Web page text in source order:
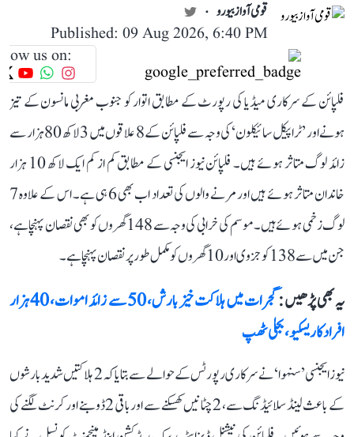
قومی آواز بیورو
Published: 09 Aug 2026, 6:40 PM
us on:
فلپائن کے سرکاری میڈیا کی رپورٹ کے مطابق اتوار کو جنوب مغربی مانسون کے تیز
ہونے اور ’ٹراپیکل سائیکلون‘ کی وجہ سے فلپائن کے 8 علاقوں میں 3 لاکھ 80 ہزار سے
زائد لوگ متاثر ہوئے ہیں۔ فلپائن نیوز ایجنسی کے مطابق کم از کم ایک لاکھ 10 ہزار
خاندان متاثر ہوئے ہیں اور مرنے والوں کی تعداد اب بھی 6 ہی ہے۔ اس کے علاوہ 7
لوگ زخمی ہوئے ہیں۔ موسم کی خرابی کی وجہ سے 148 گھروں کو بھی نقصان پہنچا ہے،
جن میں سے 138 کو جزوی اور 10 گھروں کو مکمل طور پر نقصان پہنچا ہے۔
یہ بھی پڑھیں :
گجرات میں ہلاکت خیز بارش، 50 سے زائد اموات، 40 ہزار
افراد کا ریسکیو، بجلی ٹھپ
نیوز ایجنسی ’سنہوا‘ نے سرکاری رپورٹس کے حوالے سے بتایا کہ 2 ہلاکتیں شدید بارشوں
کے باعث لینڈ سلائیڈنگ سے، 2 چٹانیں کھسکنے سے اور باقی 2 ڈوبنے اور کرنٹ لگنے کی